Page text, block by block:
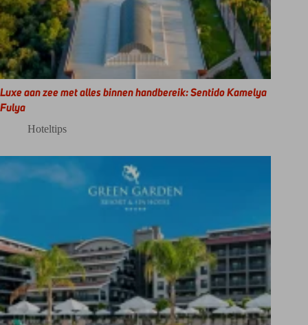
Luxe aan zee met alles binnen handbereik: Sentido Kamelya
Fulya
Hoteltips